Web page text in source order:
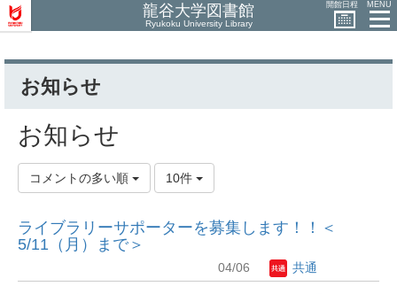
龍谷大学図書館
Ryukoku University Library
開館日程 MENU
お知らせ
お知らせ
コメントの多い順 10件
ライブラリーサポーターを募集します！！＜
5/11（月）まで＞
04/06 共通